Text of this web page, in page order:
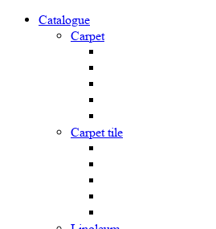
Catalogue
Carpet
Carpet tile